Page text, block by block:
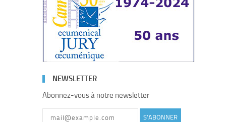
NEWSLETTER
Abonnez-vous à notre newsletter
S'ABONNER